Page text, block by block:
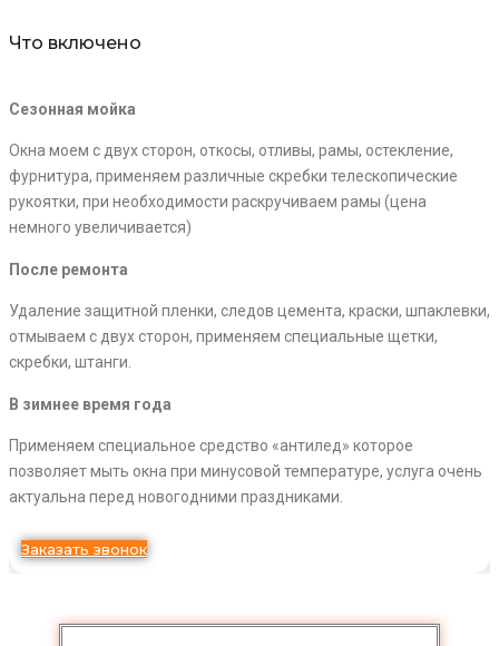
Что включено
Сезонная мойка
Окна моем с двух сторон, откосы, отливы, рамы, остекление,
фурнитура, применяем различные скребки телескопические
рукоятки, при необходимости раскручиваем рамы (цена
немного увеличивается)
После ремонта
Удаление защитной пленки, следов цемента, краски, шпаклевки,
отмываем с двух сторон, применяем специальные щетки,
скребки, штанги.
В зимнее время года
Применяем специальное средство «антилед» которое
позволяет мыть окна при минусовой температуре, услуга очень
актуальна перед новогодними праздниками.
Заказать звонок